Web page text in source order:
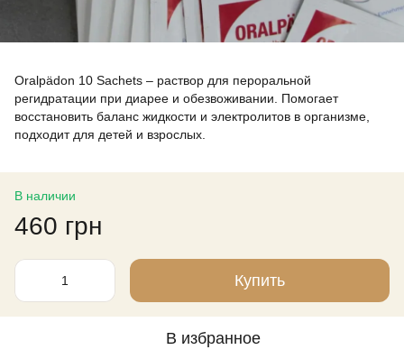
Oralpädon 10 Sachets – раствор для пероральной
регидратации при диарее и обезвоживании. Помогает
восстановить баланс жидкости и электролитов в организме,
подходит для детей и взрослых.
В наличии
460 грн
Купить
В избранное